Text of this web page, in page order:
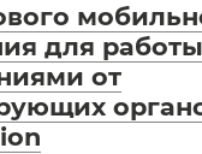
для
от